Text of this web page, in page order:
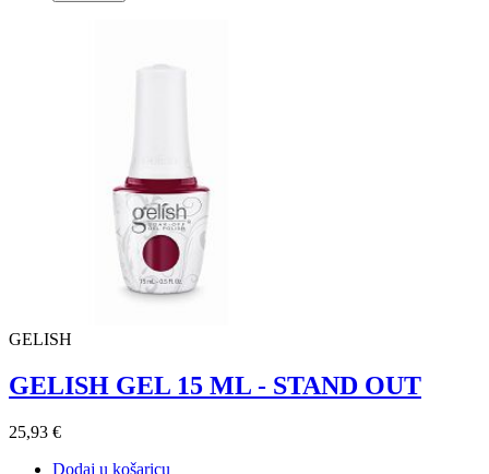
GELISH
GELISH GEL 15 ML - STAND OUT
25,93 €
Dodaj u košaricu